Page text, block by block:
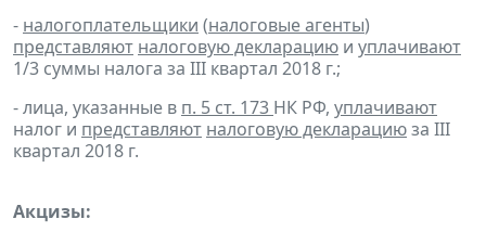
- налогоплательщики (налоговые агенты)
представляют налоговую декларацию и уплачивают
1/3 суммы налога за III квартал 2018 г.;
- лица, указанные в п. 5 ст. 173 НК РФ, уплачивают
налог и представляют налоговую декларациюза III
квартал 2018 г.
Акцизы: